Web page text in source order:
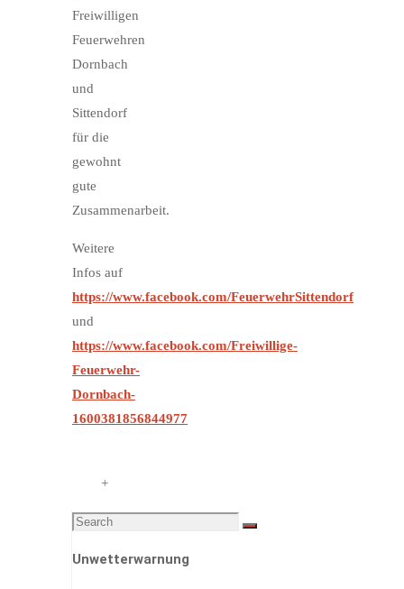
Freiwilligen
Feuerwehren
Dornbach
und
Sittendorf
für die
gewohnt
gute
Zusammenarbeit.
Weitere
Infos auf
https://www.facebook.com/FeuerwehrSittendorf
und
https://www.facebook.com/Freiwillige-
Feuerwehr-
Dornbach-
1600381856844977
+
Search
Search
Unwetterwarnung